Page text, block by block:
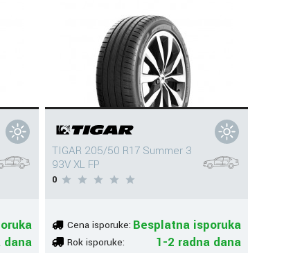
dana
TIGAR 205/50 R17 Summer 3
93V XL FP
0
Cena isporuke: Besplatna isporuka
Rok isporuke: 1-2 radna dana